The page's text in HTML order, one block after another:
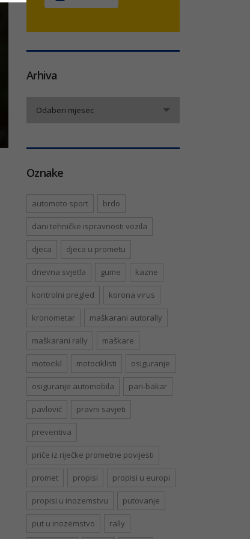
Arhiva
Odaberi mjesec
Oznake
automoto sport brdo
dani tehničke ispravnosti vozila
djeca djeca u prometu
dnevna svjetla gume kazne
kontrolni pregled korona virus
kronometar maškarani autorally
maškarani rally maškare
motocikl motociklisti osiguranje
osiguranje automobila pari-bakar
pavlović pravni savjeti
preventiva
priče iz riječke prometne povijesti
promet propisi propisi u europi
propisi u inozemstvu putovanje
put u inozemstvo rally